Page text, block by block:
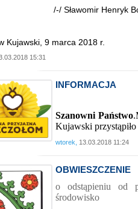
Henryk
Kujawski, 9 marca 2018 r.
15:31
INFORMACJA
Szanowni Państwo
Kujawski
wtorek, 13.03.2018 11:24
OBWIESZCZENIE
o odstąpieniu od
środowisko